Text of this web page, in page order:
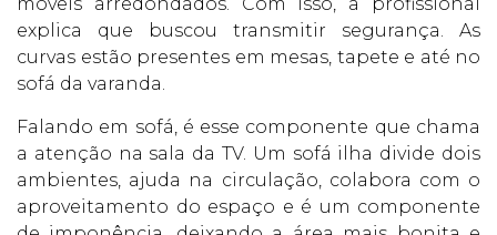
explica que buscou transmitir segurança. As
curvas estão presentes em mesas, tapete e até no
sofá da varanda.
Falando em sofá, é esse componente que chama
a atenção na sala da TV. Um sofá ilha divide dois
ambientes, ajuda na circulação, colabora com o
aproveitamento do espaço e é um componente